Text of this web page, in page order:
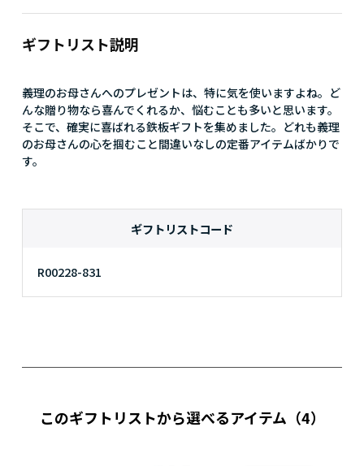
ギフトリスト説明
義理のお母さんへのプレゼントは、特に気を使いますよね。ど
んな贈り物なら喜んでくれるか、悩むことも多いと思います。
そこで、確実に喜ばれる鉄板ギフトを集めました。どれも義理
のお母さんの心を掴むこと間違いなしの定番アイテムばかりで
す。
ギフトリストコード
R00228-831
このギフトリストから選べるアイテム （4）